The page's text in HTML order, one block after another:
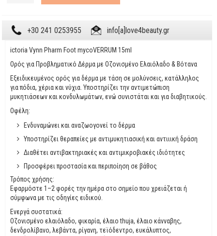
+30 241 0253955 info[a]love4beauty.gr
ictoria Vynn Pharm Foot mycoVERRUM 15ml
Ορός για Προβληματικό Δέρμα με Οζονισμένο Ελαιόλαδο & Βότανα
Εξειδικευμένος ορός για δέρμα με τάση σε μολύνσεις, κατάλληλος
για πόδια, χέρια και νύχια. Υποστηρίζει την αντιμετώπιση
μυκητιάσεων και κονδυλωμάτων, ενώ συνιστάται και για διαβητικούς.
Οφέλη:
Ενδυναμώνει και αναζωογονεί το δέρμα
Υποστηρίζει θεραπείες με αντιμυκητιασική και αντιιική δράση
Διαθέτει αντιβακτηριακές και αντιμικροβιακές ιδιότητες
Προσφέρει προστασία και περιποίηση σε βάθος
Τρόπος χρήσης:
Εφαρμόστε 1–2 φορές την ημέρα στο σημείο που χρειάζεται ή
σύμφωνα με τις οδηγίες ειδικού.
Ενεργά συστατικά:
Οζονισμένο ελαιόλαδο, φικαρία, έλαιο thuja, έλαιο κάνναβης,
δενδρολίβανο, λεβάντα, ρίγανη, τεϊόδεντρο, ευκάλυπτος,